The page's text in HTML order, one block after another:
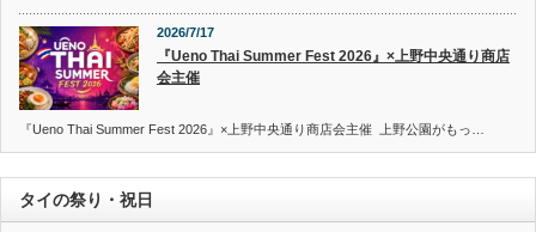
2026/7/17
『Ueno Thai Summer Fest 2026』×上野中央通り商店
会主催
『Ueno Thai Summer Fest 2026』×上野中央通り商店会主催 上野公園がもっ…
タイの祭り・祝日